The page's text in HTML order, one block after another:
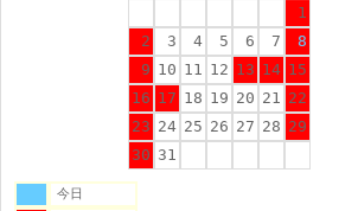
1
2
3 4 5 6 7
8
9 10 11 12 13 14 15
16 17 18 19 20 21 22
23 24 25 26 27 28 29
30 31
今日